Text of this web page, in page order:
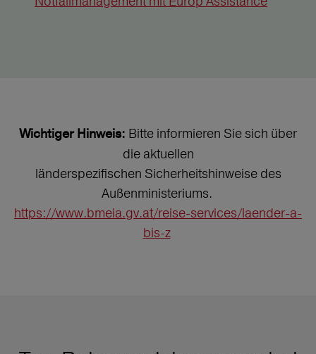
Wichtiger Hinweis: Bitte informieren Sie sich über
die aktuellen
länderspezifischen Sicherheitshinweise des
Außenministeriums.
https://www.bmeia.gv.at/reise-services/laender-a-
bis-z